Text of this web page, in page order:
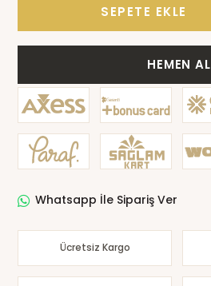
SEPETE EKLE
HEMEN AL
Whatsapp İle Sipariş Ver
Ücretsiz Kargo